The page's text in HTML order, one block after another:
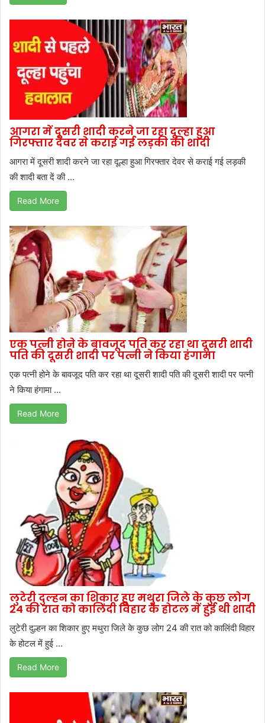
आगरा में दूसरी शादी करने जा रहा दूल्हा हुआ
गिरफ्तार देवर से कराई गई लड़की की शादी
आगरा में दूसरी शादी करने जा रहा दूल्हा हुआ गिरफ्तार देवर से कराई गई लड़की
की शादी बता दें की ...
Read More
एक पत्नी होने के बावजूद पति कर रहा था दूसरी शादी
पति की दूसरी शादी पर पत्नी ने किया हंगामा
एक पत्नी होने के बावजूद पति कर रहा था दूसरी शादी पति की दूसरी शादी पर पत्नी
ने किया हंगामा ...
Read More
लुटेरी दुल्हन का शिकार हुए मथुरा जिले के कुछ लोग
24 की रात को कालिंदी विहार के होटल में हुई थी शादी
लुटेरी दुल्हन का शिकार हुए मथुरा जिले के कुछ लोग 24 की रात को कालिंदी विहार
के होटल में हुई ...
Read More